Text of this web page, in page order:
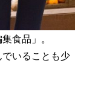
食品」。
いることも少